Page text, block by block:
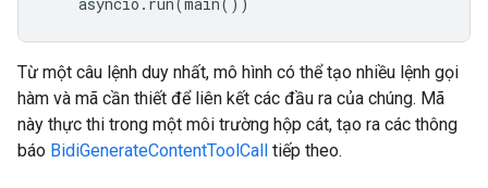
Từ một câu lệnh duy nhất, mô hình có thể tạo nhiều lệnh gọi
hàm và mã cần thiết để liên kết các đầu ra của chúng. Mã
này thực thi trong một môi trường hộp cát, tạo ra các thông
báo BidiGenerateContentToolCall tiếp theo.